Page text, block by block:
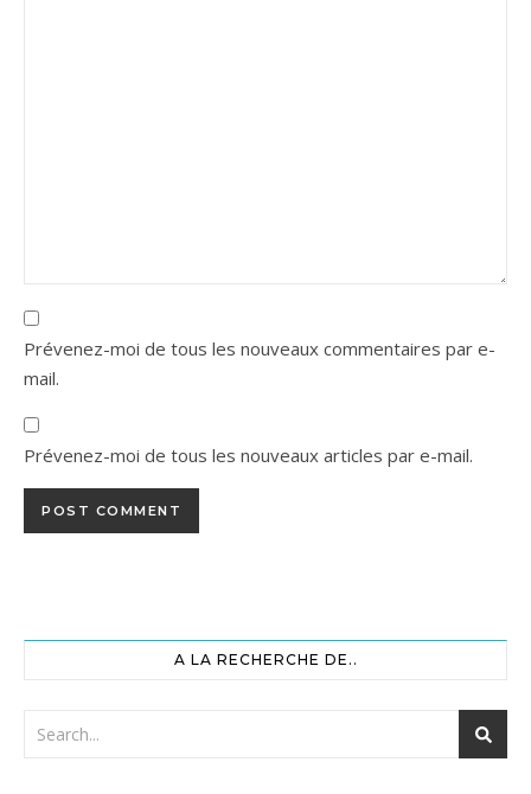
Prévenez-moi de tous les nouveaux commentaires par e-
mail.
Prévenez-moi de tous les nouveaux articles par e-mail.
A LA RECHERCHE DE..